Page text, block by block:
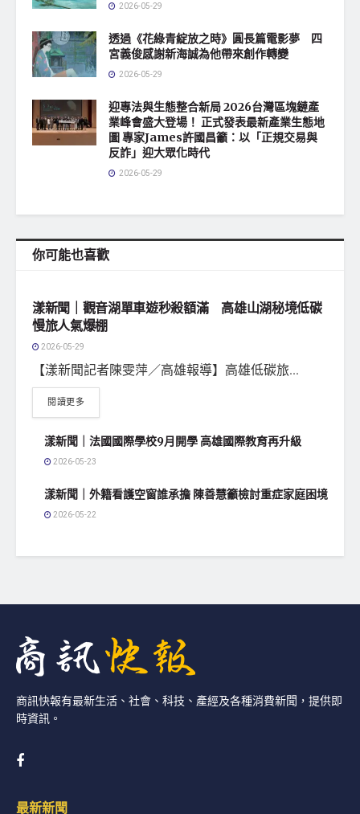
2026-05-29
透過《花綠青綻放之時》圓長篇電影夢 四
宮義俊感謝新海誠為他帶來創作轉變
2026-05-29
迎專法與生態整合新局 2026台灣區塊鏈產
業峰會盛大登場！ 正式發表最新產業生態地
圖 專家James許國昌籲：以「正規交易與
反詐」迎大眾化時代
2026-05-29
你可能也喜歡
漾新聞｜觀音湖單車遊秒殺額滿 高雄山湖秘境低碳
慢旅人氣爆棚
2026-05-29
【漾新聞記者陳雯萍／高雄報導】高雄低碳旅...
閱讀更多
漾新聞｜法國國際學校9月開學 高雄國際教育再升級
2026-05-23
漾新聞｜外籍看護空窗誰承擔 陳善慧籲檢討重症家庭困境
2026-05-22
商訊快報有最新生活、社會、科技、產經及各種消費新聞，提供即
時資訊。
最新新聞